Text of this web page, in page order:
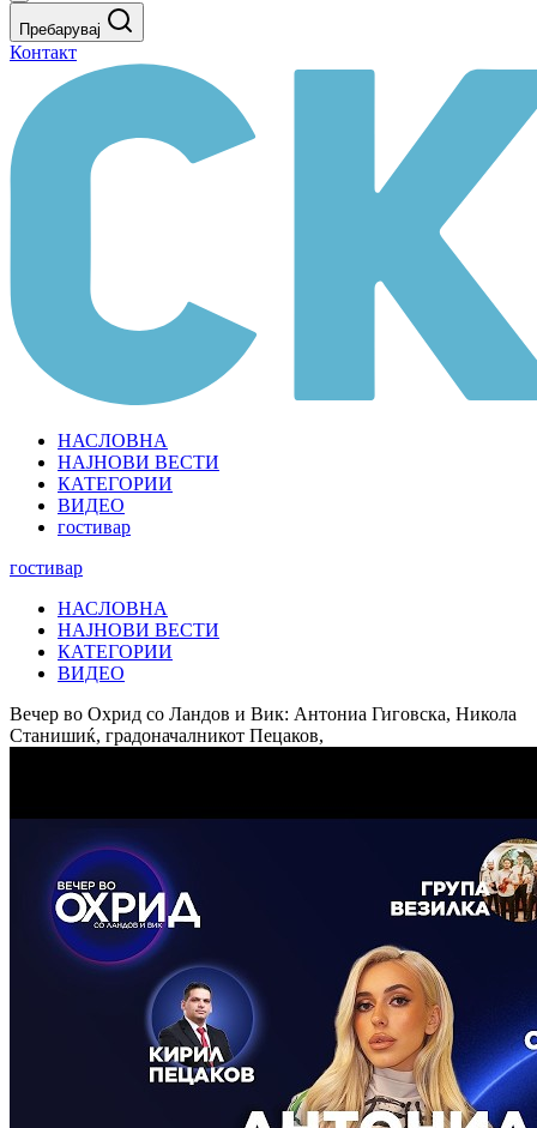
Пребарувај
Контакт
НАСЛОВНА
НАЈНОВИ ВЕСТИ
КАТЕГОРИИ
ВИДЕО
гостивар
гостивар
НАСЛОВНА
НАЈНОВИ ВЕСТИ
КАТЕГОРИИ
ВИДЕО
Вечер во Охрид со Ландов и Вик: Антониа Гиговска, Никола
Станишиќ, градоначалникот Пецаков,